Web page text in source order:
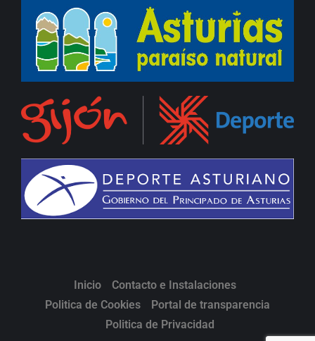
Inicio
Contacto e Instalaciones
Politica de Cookies
Portal de transparencia
Politica de Privacidad